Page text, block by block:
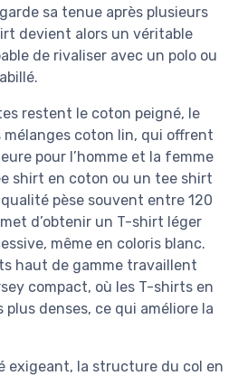
sa tenue après plusieurs
devient alors un véritable
de rivaliser avec un polo ou
restent le coton peigné, le
coton lin, qui offrent
pour l’homme et la femme
shirt en coton ou un tee shirt
pèse souvent entre 120
d’obtenir un T-shirt léger
même en coloris blanc.
haut de gamme travaillent
compact, où les T-shirts en
denses, ce qui améliore la
exigeant, la structure du col en